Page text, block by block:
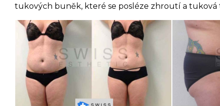
tukových buněk, které se posléze zhroutí a tuková